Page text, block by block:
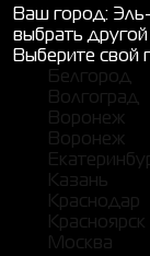
Ваш город:
выбрать другой
Выберите свой
Белгород
Волгоград
Воронеж
Воронеж
Казань
Краснодар
Красноярск
Москва